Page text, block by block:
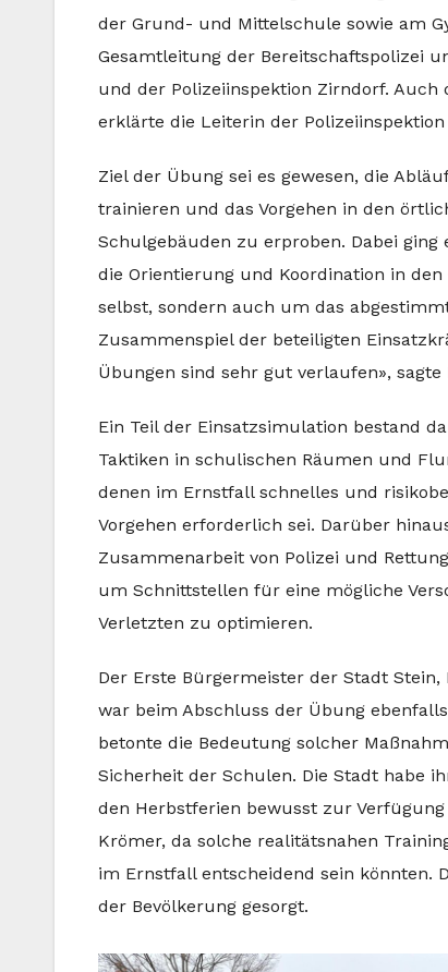
der Grund- und Mittelschule sowie am
Gesamtleitung der Bereitschaftspolizei
und der Polizeiinspektion Zirndorf. Auch
erklärte die Leiterin der
Ziel der Übung sei es gewesen, die
trainieren und das Vorgehen in den
Schulgebäuden zu erproben. Dabei
die Orientierung und Koordination in den
selbst, sondern auch um das
Zusammenspiel der beteiligten
Übungen sind sehr gut verlaufen», sagte
Ein Teil der Einsatzsimulation bestand
Taktiken in schulischen Räumen und
denen im Ernstfall schnelles und
Vorgehen erforderlich sei. Darüber
Zusammenarbeit von Polizei und
um Schnittstellen für eine mögliche
Verletzten zu optimieren.
Der Erste Bürgermeister der Stadt
war beim Abschluss der Übung
betonte die Bedeutung solcher
Sicherheit der Schulen. Die Stadt habe
den Herbstferien bewusst zur
Krömer, da solche realitätsnahen
im Ernstfall entscheidend sein könnten.
der Bevölkerung gesorgt.